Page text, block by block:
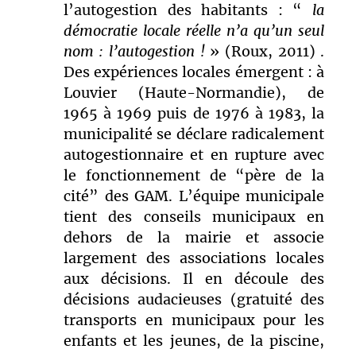
l’autogestion des habitants : “ la
démocratie locale réelle n’a qu’un seul
nom : l’autogestion !» (Roux, 2011) .
Des expériences locales émergent : à
Louvier (Haute-Normandie), de
1965 à 1969 puis de 1976 à 1983, la
municipalité se déclare radicalement
autogestionnaire et en rupture avec
le fonctionnement de “père de la
cité” des GAM. L’équipe municipale
tient des conseils municipaux en
dehors de la mairie et associe
largement des associations locales
aux décisions. Il en découle des
décisions audacieuses (gratuité des
transports en municipaux pour les
enfants et les jeunes, de la piscine,